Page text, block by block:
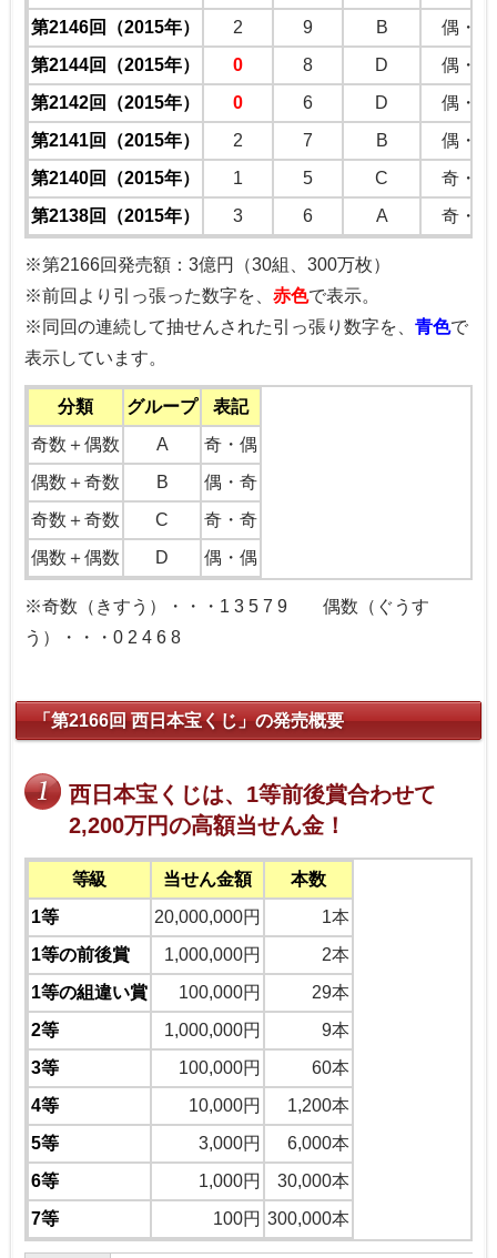
第2146回（2015年）
2 9 B
偶・奇
第2144回（2015年）
0 8 D
偶・偶
第2142回（2015年）
0 6 D
偶・偶
第2141回（2015年）
2 7 B
偶・奇
第2140回（2015年）
1 5 C
奇・奇
第2138回（2015年）
3 6 A 奇・偶
※第2166回発売額：3億円（30組、300万枚）
※前回より引っ張った数字を、 赤色で表示。
※同回の連続して抽せんされた引っ張り数字を、 青色で
表示しています。
分類 グループ
表記
奇数＋偶数
A
奇・偶
偶数＋奇数
B
偶・奇
奇数＋奇数
C
奇・奇
偶数＋偶数
D 偶・偶
※奇数（きすう）・・・1 3 5 7 9 偶数（ぐうす
う）・・・0 2 4 6 8
「第2166回 西日本宝くじ」の発売概要
西日本宝くじは、1等前後賞合わせて
2,200万円の高額当せん金！
等級 当せん金額
本数
1等
20,000,000円
1本
1等の前後賞
1,000,000円
2本
1等の組違い賞
100,000円
29本
2等
1,000,000円
9本
3等
100,000円
60本
4等
10,000円
1,200本
5等
3,000円
6,000本
6等
1,000円
30,000本
7等
100円 300,000本